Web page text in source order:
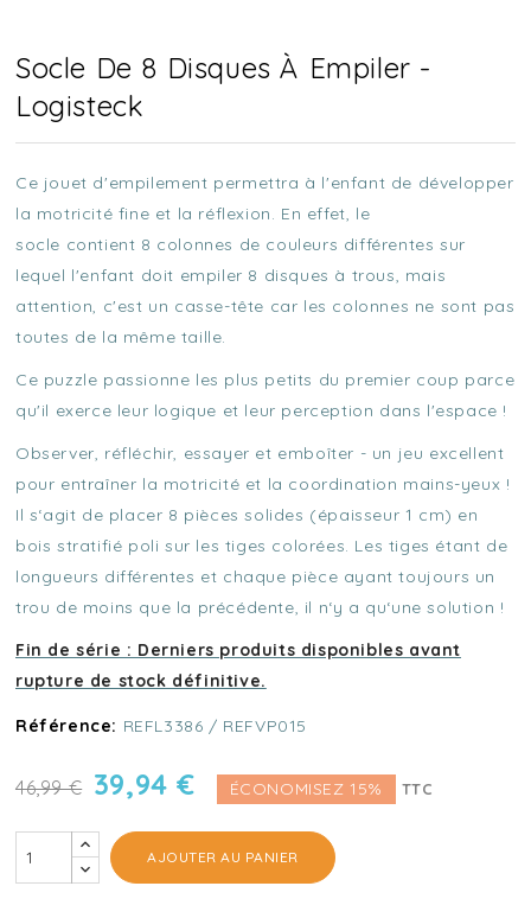
Socle De 8 Disques À Empiler -
Logisteck
Ce jouet d'empilement permettra à l'enfant de développer
la motricité fine et la réflexion. En effet, le
socle contient 8 colonnes de couleurs différentes sur
lequel l'enfant doit empiler 8 disques à trous, mais
attention, c'est un casse-tête car les colonnes ne sont pas
toutes de la même taille.
Ce puzzle passionne les plus petits du premier coup parce
qu'il exerce leur logique et leur perception dans l'espace !
Observer, réfléchir, essayer et emboîter - un jeu excellent
pour entraîner la motricité et la coordination mains-yeux !
Il s‘agit de placer 8 pièces solides (épaisseur 1 cm) en
bois stratifié poli sur les tiges colorées. Les tiges étant de
longueurs différentes et chaque pièce ayant toujours un
trou de moins que la précédente, il n‘y a qu‘une solution !
Fin de série : Derniers produits disponibles avant
rupture de stock définitive.
Référence: REFL3386 / REFVP015
46,99 € 39,94 € ÉCONOMISEZ 15% TTC
AJOUTER AU PANIER